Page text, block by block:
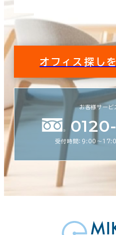
オフィス探し
お客様サービ
受付時間：9:00〜